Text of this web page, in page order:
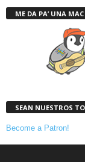
ME DA PA’ UNA
SEAN NUESTROS
Become a Patron!